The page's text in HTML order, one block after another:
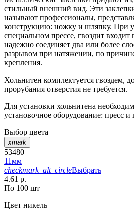
стильный внешний вид. Эти
называют профессионалы,
конструкцию: ножку и шляпку. При
специальном прессе, гвоздит
надежно соединяет два или более
разрывом при натяжении, по
крепления.
Хольнитен комплектуется гвоздем,
прорубания отверстия не требуется.
Для установки хольнитена
установочное оборудование: пресс
Выбор цвета
xmark
53480
11мм
checkmark_alt_circleВыбрать
4.61 р.
По 100 шт
Цвет никель